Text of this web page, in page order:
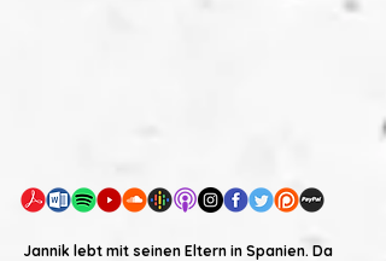
Jannik lebt mit seinen Eltern in Spanien. Da